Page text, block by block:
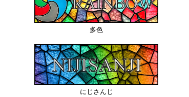
多色
にじさんじ